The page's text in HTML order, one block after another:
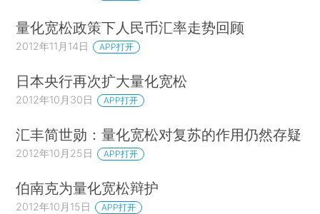
量化宽松政策下人民币汇率走势回顾
2012年11月14日 APP打开
日本央行再次扩大量化宽松
2012年10月30日 APP打开
汇丰简世勋：量化宽松对复苏的作用仍然存疑
2012年10月25日 APP打开
伯南克为量化宽松辩护
2012年10月15日 APP打开